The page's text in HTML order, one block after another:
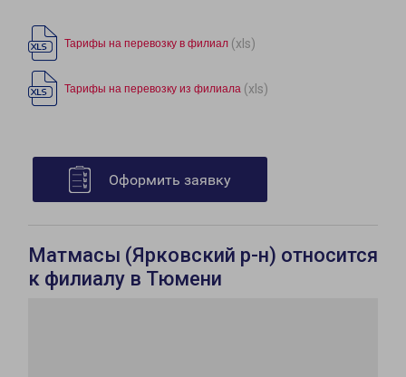
Тарифы на перевозку в филиал (xls)
Тарифы на перевозку из филиала (xls)
Оформить заявку
Матмасы (Ярковский р-н) относится
к филиалу в Тюмени